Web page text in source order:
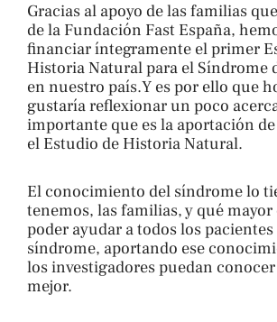
Gracias al apoyo de las familias
de la Fundación Fast España,
financiar íntegramente el primer
Historia Natural para el Síndrome
en nuestro país.Y es por ello que
gustaría reflexionar un poco
importante que es la aportación
el Estudio de Historia Natural.
El conocimiento del síndrome lo
tenemos, las familias, y qué
poder ayudar a todos los
síndrome, aportando ese
los investigadores puedan
mejor.